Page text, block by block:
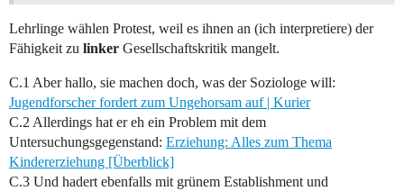
Lehrlinge wählen Protest, weil es ihnen an (ich interpretiere) der
Fähigkeit zu linker Gesellschaftskritik mangelt.
C.1 Aber hallo, sie machen doch, was der Soziologe will:
Jugendforscher fordert zum Ungehorsam auf | Kurier
C.2 Allerdings hat er eh ein Problem mit dem
Untersuchungsgegenstand: Erziehung: Alles zum Thema
Kindererziehung [Überblick]
C.3 Und hadert ebenfalls mit grünem Establishment und